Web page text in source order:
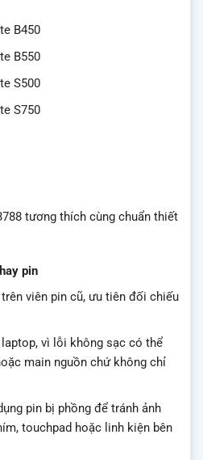
B450
B550
S500
S750
tương thích cùng chuẩn thiết
pin
viên pin cũ, ưu tiên đối chiếu
vì lỗi không sạc có thể
main nguồn chứ không chỉ
pin bị phồng để tránh ảnh
touchpad hoặc linh kiện bên